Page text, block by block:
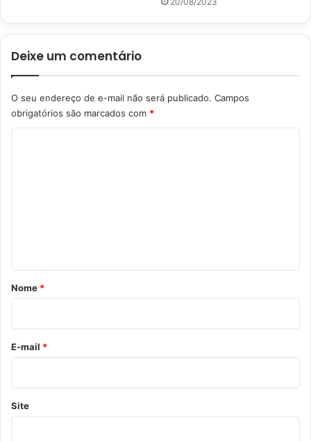
Deixe um comentário
O seu endereço de e-mail não será publicado. Campos
obrigatórios são marcados com *
r
o
*
Nome *
E-mail *
Site